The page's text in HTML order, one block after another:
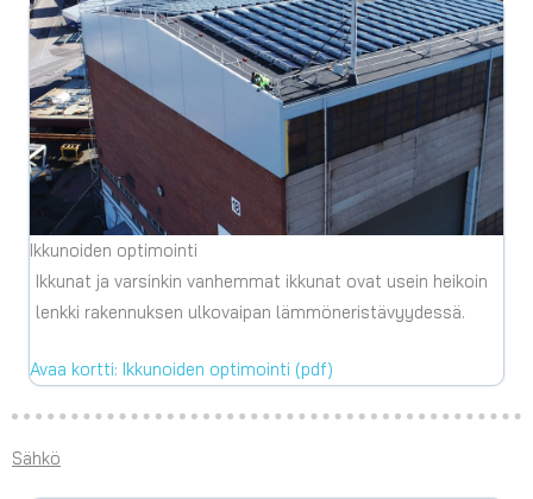
Ikkunoiden optimointi
Ikkunat ja varsinkin vanhemmat ikkunat ovat usein heikoin
lenkki rakennuksen ulkovaipan lämmöneristävyydessä.
Avaa kortti: Ikkunoiden optimointi (pdf)
Sähkö